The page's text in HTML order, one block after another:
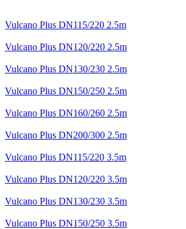
Vulcano Plus DN115/220 2.5m
Vulcano Plus DN120/220 2.5m
Vulcano Plus DN130/230 2.5m
Vulcano Plus DN150/250 2.5m
Vulcano Plus DN160/260 2.5m
Vulcano Plus DN200/300 2.5m
Vulcano Plus DN115/220 3.5m
Vulcano Plus DN120/220 3.5m
Vulcano Plus DN130/230 3.5m
Vulcano Plus DN150/250 3.5m